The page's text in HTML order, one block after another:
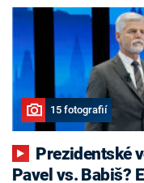
15 fotografií
Pavel vs. Babiš?